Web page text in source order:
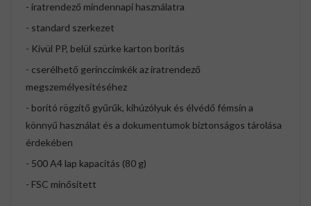
- iratrendező mindennapi használatra
- standard szerkezet
- Kívül PP, belül szürke karton borítás
- cserélhető gerinccímkék az iratrendező
megszemélyesítéséhez
- borító rögzítő gyűrűk, kihúzólyuk és élvédő fémsín a
könnyű használat és a dokumentumok biztonságos tárolása
érdekében
- 500 A4 lap kapacitás (80 g)
- FSC minősített